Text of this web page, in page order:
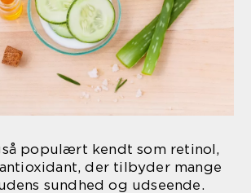
populært kendt som retinol,
der tilbyder mange
sundhed og udseende.